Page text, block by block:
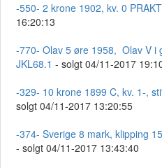
-550- 2 krone 1902, kv. 0
16:20:13
-770- Olav 5 øre 1958, Olav V i
JKL68.1 - solgt 04/11-2017
-329- 10 krone 1899 C, kv. 1-,
solgt 04/11-2017 13:20:55
-374- Sverige 8 mark, klipping
- solgt 04/11-2017 13:43:40